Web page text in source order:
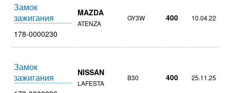
Замок
зажигания
178-0000230
MAZDA
ATENZA
GY3W 400 10.04.22
Замок
зажигания
NISSAN
LAFESTA
B30 400 25.11.25